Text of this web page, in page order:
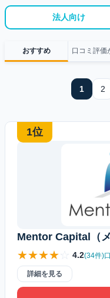
法人向け
おすすめ 口コミ評価
1 2
1位
Mentor Capital（
★★★★☆ 4.2(34件)
詳細を見る